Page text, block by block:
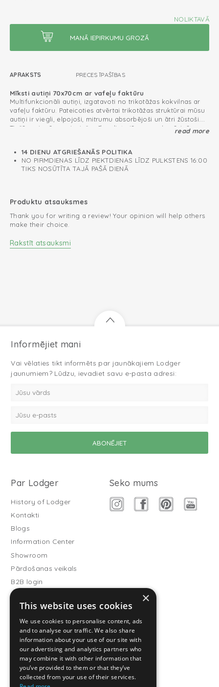
NOLIKTAVĀ
APRAKSTS PRECES ĪPAŠĪBAS
Mīksti autiņi 70x70cm ar vafeļu faktūru
Multifunkcionāli autiņi, izgatavoti no trikotāžas kokvilnas ar
vafeļu faktūru. Pateicoties atvērtai trikotāžas struktūrai mūsu
autiņi ir viegli, elpojoši, mitrumu absorbējoši un ātri žūstoši.
Tiešām pirmās nepieciešamības lieta jūsu mazuļa pūriņā.
mazajam izmēram 70x70 cm un materiāla vieglumam, jūs
vienkārši varat ielikt tos autiņbiksīšu somā vai rokassomiņā.
Autiņi vienmēr ir praktiski, ja esat ceļā. Lietojiet to kā drāniņu
matracim vai pārtinamai virsmai.
Zīdaiņa pūriņam nepieciešams
read more
14 DIENU ATGRIEŠANĀS POLITIKA
NO PIRMDIENAS LĪDZ PIEKTDIENAS LĪDZ PULKSTENS 16:00
TIKS NOSŪTĪTA TAJĀ PAŠĀ DIENĀ
Produktu atsauksmes
Thank you for writing a review! Your opinion will help others
make their choice.
Rakstīt atsauksmi
Informējiet mani
Vai vēlaties tikt informēts par jaunākajiem Lodger
jaunumiem? Lūdzu, ievadiet savu e-pasta adresi:
Par Lodger
History of Lodger
Kontakti
Blogs
Information Center
Showroom
Pārdošanas veikals
B2B login
Buitenslaapzakken
Become wholesale partner
Customer service
FAQ
Atgriešana
Maksāšanas metodes
Seko mums
×
This website uses cookies
We use cookies to personalise content, ads
and to analyse our traffic. We also share
information about your use of our site with
our advertising and analytics partners who
may combine it with other information that
you’ve provided to them or that they’ve
collected from your use of their services.